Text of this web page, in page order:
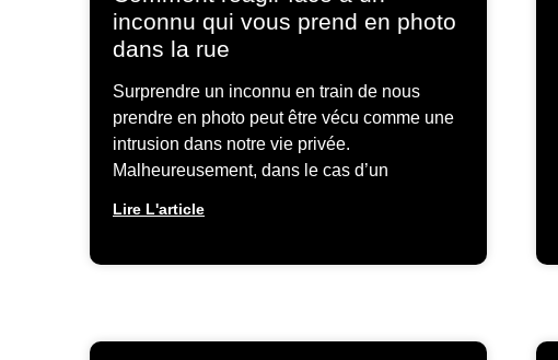
inconnu qui vous prend en photo
dans la rue
Surprendre un inconnu en train de nous
prendre en photo peut être vécu comme une
intrusion dans notre vie privée.
Malheureusement, dans le cas d’un
Lire L'article